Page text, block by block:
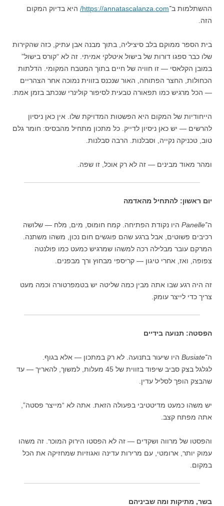
ההשתלמות ב־https://annatascalanza.com/
היא בדיוק המקום
הזה.
בית הספר ממוקם בלב סיציליה, בתוך מבנה אבן עתיק, כזה שהקירות
שלו כבר ספגו דורות של בישול איטלקי אמיתי. זה לא “קורס בישול”
במובן הקלאסי — זו חוויה של חיים בתוך המטבח המקומי. הדלתות
הכחולות, החצר הפתוחה, האור שנכנס בזווית נמוכה אחר הצהריים
— הכל מרגיש כמו תפאורה טבעית לסיפור קולינרי שנכתב בזמן אמת.
הייחודיות של המקום היא הפשטות המדויקת שלו. אין כאן ניסיון
להרשים — יש כאן ניסיון לדייק. כל מתכון מתחיל מהבסיס: חומר גלם
טוב, טכניקה נקייה, וסבלנות. הרבה סבלנות.
ומהר מאוד מבינים — זה לא רק אוכל, זו שפה.
יום ראשון: להתחיל מהאדמה
ה־Panelle היו נקודת הפתיחה. קמח חומוס, מים, מלח — שלושה
רכיבים פשוטים, אבל ברגע שהם פוגשים חום נכון, משהו משתנה.
המרקם עובר מבלילה רכה למשהו שמרגיש כמעט כמו פולנטה
צפופה, ואז, אחרי טיגון — קריספי מבחוץ ורך מבפנים.
זה היה רגע שבו אתה מבין כמה שליטה יש בטמפרטורה וכמה מעט
צריך כדי לייצר עומק.
הפסטה: תנועה בידיים
ה־Busiate היו שיעור בתנועה. לא רק במתכון — אלא בגוף.
לגלגל בצק סביב שיפוד בזווית של 45 מעלות, למשוך, להאריך — עד
שהבצק הופך לסליל עדין.
יש משהו כמעט מדיטטיבי בפעולה הזאת. אתה לא “מייצר פסטה”,
אתה מפתח קצב.
והפסטו של מרווה ושקדים — זה לא הפסטו הירוק המוכר. זה משהו
עמוק יותר, ארומטי, עם מרירות עדינה ואגוזיות שמחזיקה את הכל
במקום.
בשר, מתיקות ומה שביניהם